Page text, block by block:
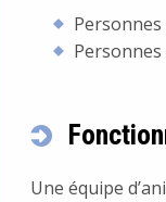
Une équipe